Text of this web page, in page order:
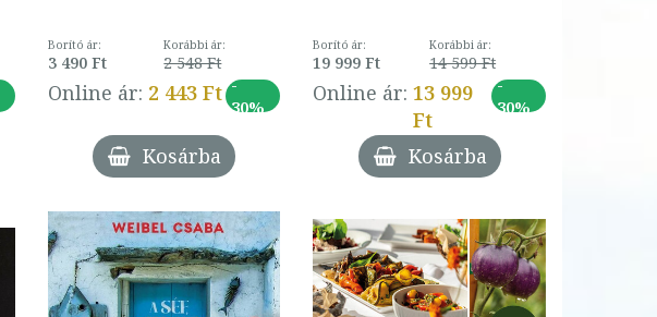
Borító ár:
3 490 Ft
Korábbi ár:
2 548 Ft
Online ár: 2 443 Ft -
30%
Kosárba
Borító ár:
19 999 Ft
Korábbi ár:
14 599 Ft
Online ár: 13 999
Ft
-
30%
Kosárba